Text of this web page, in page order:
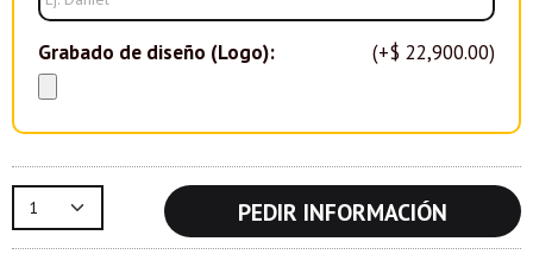
Grabado de diseño (Logo): (+$ 22,900.00)
PEDIR INFORMACIÓN